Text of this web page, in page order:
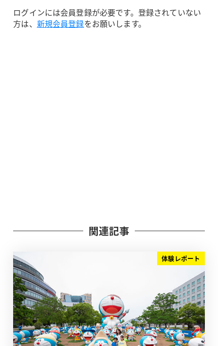
ログインには会員登録が必要です。登録されていない
方は、 新規会員登録をお願いします。
関連記事
体験レポート